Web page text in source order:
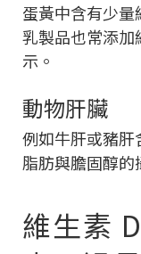
蛋黃中含有少
乳製品也常添
示。
動物肝臟
例如牛肝或豬肝
脂肪與膽固醇的
維生素